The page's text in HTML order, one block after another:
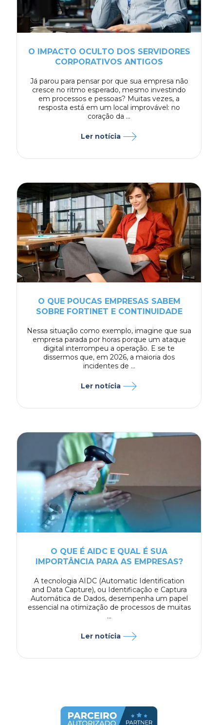
O IMPACTO OCULTO DOS SERVIDORES
CORPORATIVOS ANTIGOS
Já parou para pensar por que sua empresa não
cresce no ritmo esperado, mesmo investindo
em processos e pessoas? Muitas vezes, a
resposta está em um local improvável: no
coração da ...
Ler notícia
O QUE POUCAS EMPRESAS SABEM
SOBRE FORTINET E CONTINUIDADE
Nessa situação como exemplo, imagine que sua
empresa parada por horas porque um ataque
digital interrompeu a operação. E se te
dissermos que, em 2026, a maioria dos
incidentes de ...
Ler notícia
O QUE É AIDC E QUAL É SUA
IMPORTÂNCIA PARA AS EMPRESAS?
A tecnologia AIDC (Automatic Identification
and Data Capture), ou Identificação e Captura
Automática de Dados, desempenha um papel
essencial na otimização de processos de muitas
...
Ler notícia